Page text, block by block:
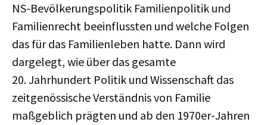
NS-Bevölkerungspolitik Familienpolitik und
Familienrecht beeinflussten und welche Folgen
das für das Familienleben hatte. Dann wird
dargelegt, wie über das gesamte
20. Jahrhundert Politik und Wissenschaft das
zeitgenössische Verständnis von Familie
maßgeblich prägten und ab den 1970er-Jahren